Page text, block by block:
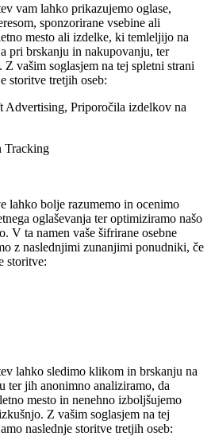
vam lahko prikazujemo oglase,
sponzorirane vsebine ali
mesto ali izdelke, ki temleljijo na
pri brskanju in nakupovanju, ter
vašim soglasjem na tej spletni strani
storitve tretjih oseb:
Advertising, Priporočila izdelkov na
Tracking
lahko bolje razumemo in ocenimo
oglaševanja ter optimiziramo našo
V ta namen vaše šifrirane osebne
z naslednjimi zunanjimi ponudniki, če
storitve:
lahko sledimo klikom in brskanju na
ter jih anonimno analiziramo, da
mesto in nenehno izboljšujemo
Z vašim soglasjem na tej
naslednje storitve tretjih oseb: